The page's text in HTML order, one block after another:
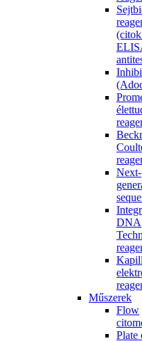
Next-
DNA
Műszerek
Flow
Plate